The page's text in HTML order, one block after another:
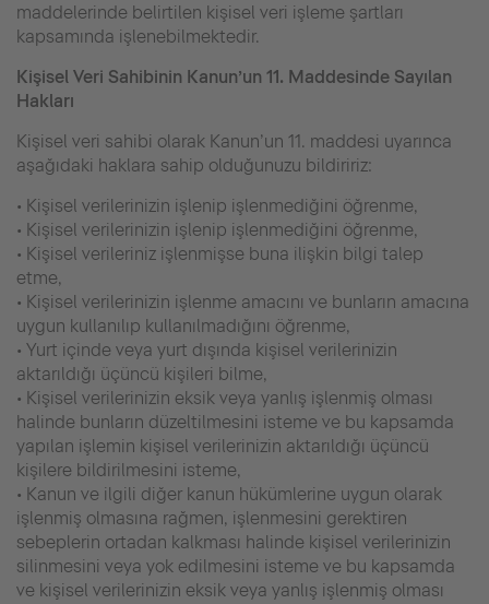
maddelerinde belirtilen kişisel veri işleme şartları
kapsamında işlenebilmektedir.
Kişisel Veri Sahibinin Kanun’un 11. Maddesinde Sayılan
Hakları
Kişisel veri sahibi olarak Kanun’un 11. maddesi uyarınca
aşağıdaki haklara sahip olduğunuzu bildiririz:
• Kişisel verilerinizin işlenip işlenmediğini öğrenme,
• Kişisel verilerinizin işlenip işlenmediğini öğrenme,
• Kişisel verileriniz işlenmişse buna ilişkin bilgi talep
etme,
• Kişisel verilerinizin işlenme amacını ve bunların amacına
uygun kullanılıp kullanılmadığını öğrenme,
• Yurt içinde veya yurt dışında kişisel verilerinizin
aktarıldığı üçüncü kişileri bilme,
• Kişisel verilerinizin eksik veya yanlış işlenmiş olması
halinde bunların düzeltilmesini isteme ve bu kapsamda
yapılan işlemin kişisel verilerinizin aktarıldığı üçüncü
kişilere bildirilmesini isteme,
• Kanun ve ilgili diğer kanun hükümlerine uygun olarak
işlenmiş olmasına rağmen, işlenmesini gerektiren
sebeplerin ortadan kalkması halinde kişisel verilerinizin
silinmesini veya yok edilmesini isteme ve bu kapsamda
ve kişisel verilerinizin eksik veya yanlış işlenmiş olması